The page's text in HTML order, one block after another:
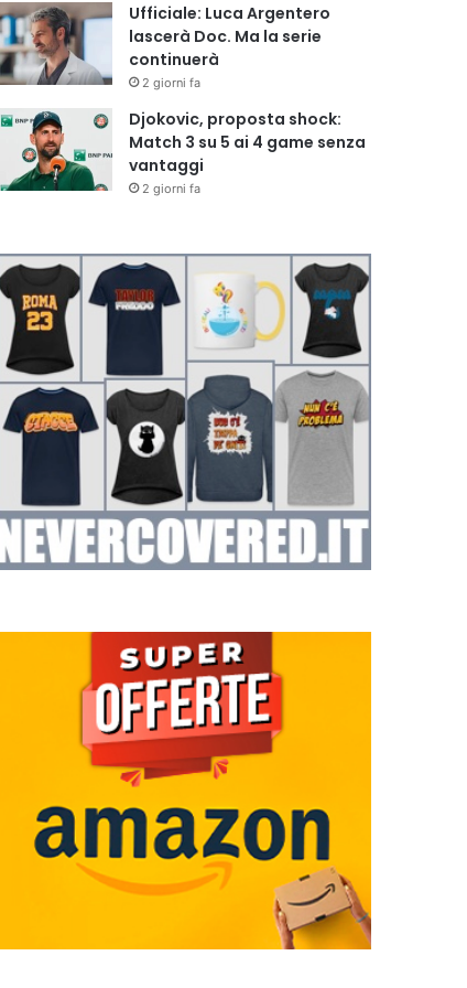
Ufficiale: Luca Argentero
lascerà Doc. Ma la serie
continuerà
2 giorni fa
Djokovic, proposta shock:
Match 3 su 5 ai 4 game senza
vantaggi
2 giorni fa